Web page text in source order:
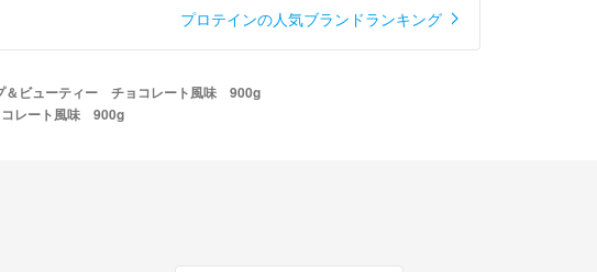
プロテインの人気ブランドランキング
ビューティー チョコレート風味 900g
レート風味 900g